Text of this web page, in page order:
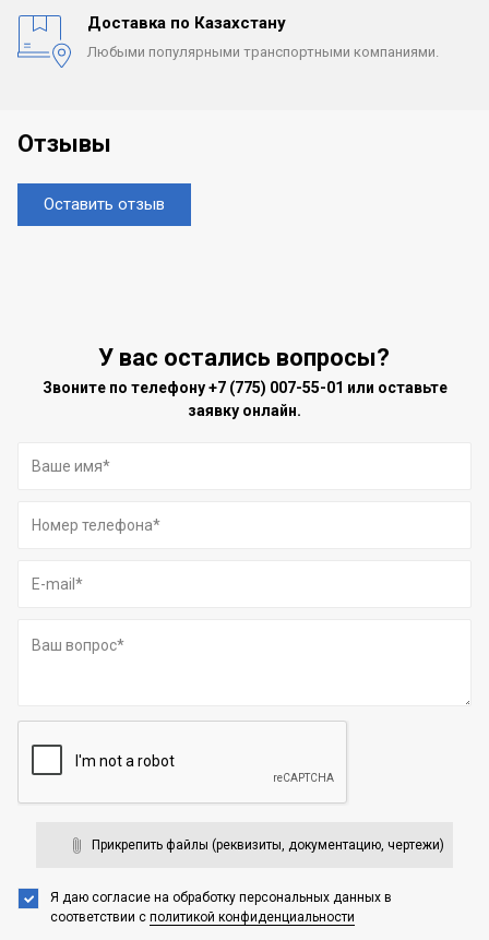
Доставка по Казахстану
Любыми популярными транспортными компаниями.
Отзывы
Оставить отзыв
У вас остались вопросы?
Звоните по телефону+7 (775) 007-55-01 или оставьте
заявку онлайн.
Прикрепить файлы (реквизиты, документацию, чертежи)
Я даю согласие на обработку персональных данных в
соответствии с политикой конфиденциальности